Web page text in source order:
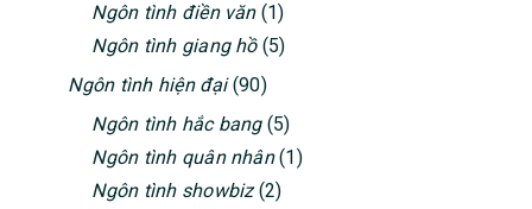
Ngôn tình điền văn(1)
Ngôn tình giang hồ(5)
Ngôn tình hiện đại(90)
Ngôn tình hắc bang(5)
Ngôn tình quân nhân(1)
Ngôn tình showbiz(2)